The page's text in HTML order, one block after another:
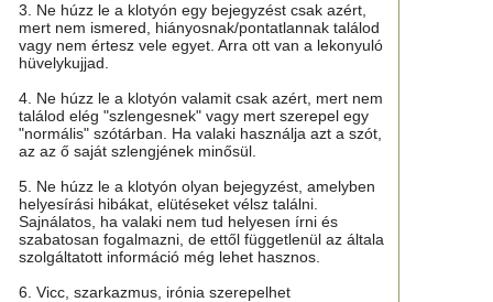
3. Ne húzz le a klotyón egy bejegyzést csak azért,
mert nem ismered, hiányosnak/pontatlannak találod
vagy nem értesz vele egyet. Arra ott van a lekonyuló
hüvelykujjad.
4. Ne húzz le a klotyón valamit csak azért, mert nem
találod elég "szlengesnek" vagy mert szerepel egy
"normális" szótárban. Ha valaki használja azt a szót,
az az ő saját szlengjének minősül.
5. Ne húzz le a klotyón olyan bejegyzést, amelyben
helyesírási hibákat, elütéseket vélsz találni.
Sajnálatos, ha valaki nem tud helyesen írni és
szabatosan fogalmazni, de ettől függetlenül az általa
szolgáltatott információ még lehet hasznos.
6. Vicc, szarkazmus, irónia szerepelhet